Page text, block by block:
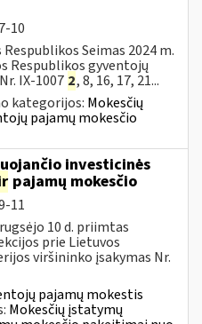
10
Seimas 2024 m.
Respublikos gyventojų
IX-1007 2, 8, 16, 17, 21...
kategorijos: Mokesčių
pajamų mokesčio
investicinės
pajamų mokesčio
11
10 d. priimtas
prie Lietuvos
viršininko įsakymas Nr.
pajamų mokestis
Mokesčių įstatymų